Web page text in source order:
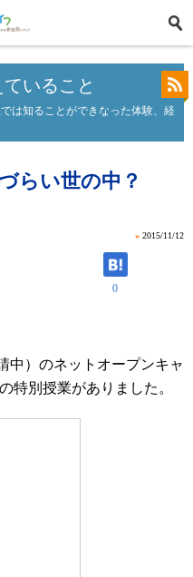
いること
は知ることができなった体験、経
らい世の中？
» 2015/11/12
0
中）のネットオープンキャ
特別授業がありました。